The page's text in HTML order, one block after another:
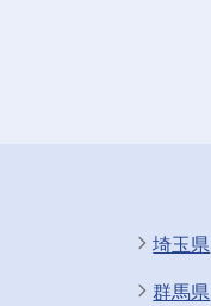
埼玉県
群馬県